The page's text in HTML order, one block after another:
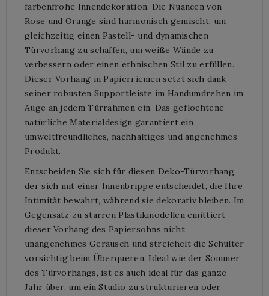
farbenfrohe Innendekoration. Die Nuancen von
Rose und Orange sind harmonisch gemischt, um
gleichzeitig einen Pastell- und dynamischen
Türvorhang zu schaffen, um weiße Wände zu
verbessern oder einen ethnischen Stil zu erfüllen.
Dieser Vorhang in Papierriemen setzt sich dank
seiner robusten Supportleiste im Handumdrehen im
Auge an jedem Türrahmen ein. Das geflochtene
natürliche Materialdesign garantiert ein
umweltfreundliches, nachhaltiges und angenehmes
Produkt.
Entscheiden Sie sich für diesen Deko-Türvorhang,
der sich mit einer Innenbrippe entscheidet, die Ihre
Intimität bewahrt, während sie dekorativ bleiben. Im
Gegensatz zu starren Plastikmodellen emittiert
dieser Vorhang des Papiersohns nicht
unangenehmes Geräusch und streichelt die Schulter
vorsichtig beim Überqueren. Ideal wie der Sommer
des Türvorhangs, ist es auch ideal für das ganze
Jahr über, um ein Studio zu strukturieren oder